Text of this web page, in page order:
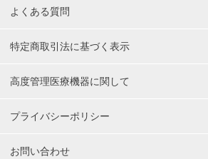
よくある質問
特定商取引法に基づく表示
高度管理医療機器に関して
プライバシーポリシー
お問い合わせ